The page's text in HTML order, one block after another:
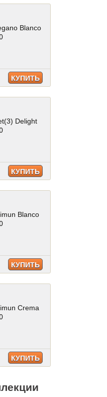
Blanco
КУПИТЬ
Delight
КУПИТЬ
Blanco
КУПИТЬ
Crema
КУПИТЬ